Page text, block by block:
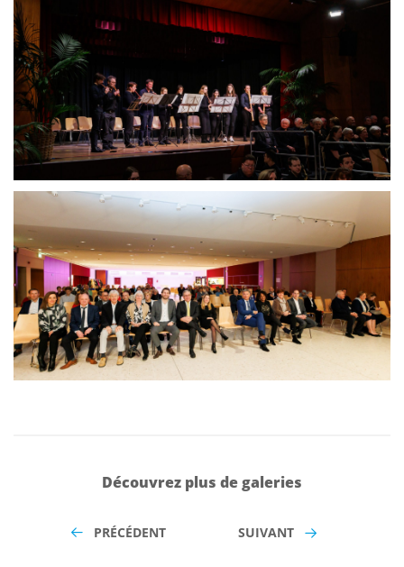
Découvrez plus de galeries
PRÉCÉDENT SUIVANT